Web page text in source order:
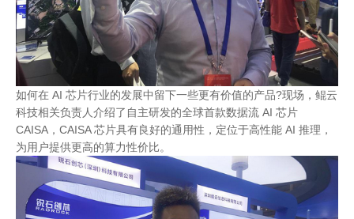
如何在 AI 芯片行业的发展中留下一些更有价值的产品?现场，鲲云
科技相关负责人介绍了自主研发的全球首款数据流 AI 芯片
CAISA，CAISA 芯片具有良好的通用性，定位于高性能 AI 推理，
为用户提供更高的算力性价比。